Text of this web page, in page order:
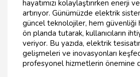
hayatımızı kolaylaştırırken enerji
artırıyor. Günümüzde elektrik
güncel teknolojiler, hem güvenliği
ön planda tutarak, kullanıcıların
veriyor. Bu yazıda, elektrik
gelişmeleri ve inovasyonları
profesyonel hizmetlerin önemine